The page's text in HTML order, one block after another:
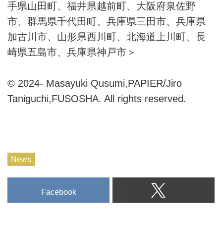
手県山田町、福井県越前町、大阪府泉佐野
市、群馬県千代田町、兵庫県三田市、兵庫県
加古川市、山形県西川町、北海道上川町、長
崎県五島市、兵庫県神戸市＞
© 2024- Masayuki Qusumi,PAPIER/Jiro
Taniguchi,FUSOSHA. All rights reserved.
News
Facebook